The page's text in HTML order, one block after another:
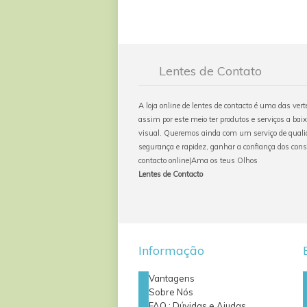
Lentes de Contato
A loja online de lentes de contacto é uma das
assim por este meio ter produtos e serviços a
visual. Queremos ainda com um serviço de
segurança e rapidez, ganhar a confiança dos
contacto online|Ama os teus Olhos
Lentes de Contacto
Informação
Vantagens
Sobre Nós